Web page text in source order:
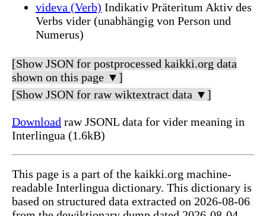
videva (Verb) Indikativ Präteritum Aktiv des
Verbs vider (unabhängig von Person und
Numerus)
[Show JSON for postprocessed kaikki.org data
shown on this page ▼]
[Show JSON for raw wiktextract data ▼]
Download raw JSONL data for vider meaning in
Interlingua (1.6kB)
This page is a part of the kaikki.org machine-
readable Interlingua dictionary. This dictionary is
based on structured data extracted on 2026-08-06